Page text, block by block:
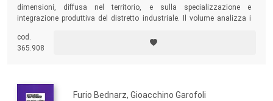
dimensioni, diffusa nel territorio, e sulla specializzazione e
integrazione produttiva del distretto industriale. Il volume analizza i
perdurante validità di un modello che negli ultimi decenni ha
rappresentato uno dei maggiori punti di forza del Paese.
cod.
365.908
Furio Bednarz, Gioacchino Garofoli